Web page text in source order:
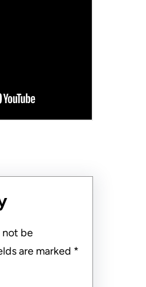
not be
are marked *